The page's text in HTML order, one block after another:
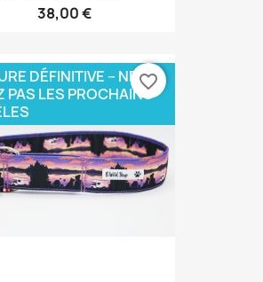
38,00 €
DÉFINITIVE – NE
PAS LES PROCHAINS
favorite_border